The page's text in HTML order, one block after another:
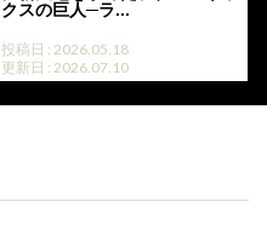
クスの巨人─ラ...
投稿日 : 2026.05.18
更新日 : 2026.07.10